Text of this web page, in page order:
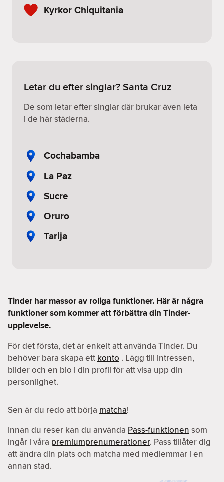
Kyrkor Chiquitania
Letar du efter singlar? Santa Cruz
De som letar efter singlar där brukar även leta
i de här städerna.
Cochabamba
La Paz
Sucre
Oruro
Tarija
Tinder har massor av roliga funktioner. Här är några
funktioner som kommer att förbättra din Tinder-
upplevelse.
För det första, det är enkelt att använda Tinder. Du
behöver bara skapa ett konto . Lägg till intressen,
bilder och en bio i din profil för att visa upp din
personlighet.
Sen är du redo att börja matcha!
Innan du reser kan du använda Pass-funktionen som
ingår i våra premiumprenumerationer. Pass tillåter dig
att ändra din plats och matcha med medlemmar i en
annan stad.